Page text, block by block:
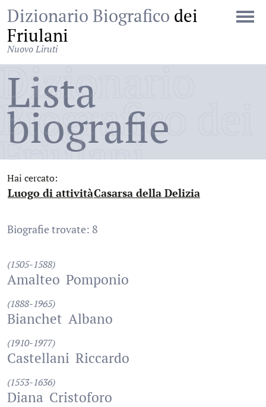
Dizionario Biografico dei
Friulani
Nuovo Liruti
Dizionario
Biografico dei
Friulani
Lista
biografie
Hai cercato:
Luogo di attività
:Casarsa della Delizia
Biografie trovate: 8
(1505-1588)
Amalteo Pomponio
(1888-1965)
Bianchet Albano
(1910-1977)
Castellani Riccardo
(1553-1636)
Diana Cristoforo